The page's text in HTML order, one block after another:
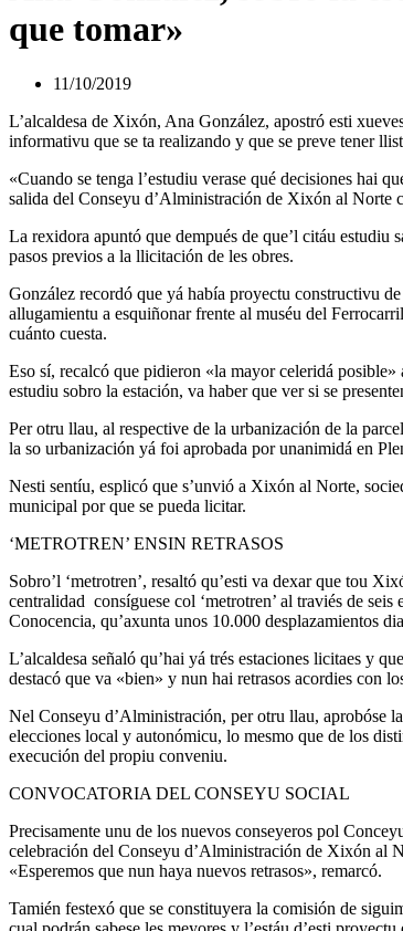
que tomar»
11/10/2019
L’alcaldesa de Xixón, Ana González, apostró esti
informativu que se ta realizando y que se preve tener
«Cuando se tenga l’estudiu verase qué decisiones hai
salida del Conseyu d’Alministración de Xixón al Norte
La rexidora apuntó que dempués de que’l citáu
pasos previos a la llicitación de les obres.
González recordó que yá había proyectu constructivu
allugamientu a esquiñonar frente al muséu del
cuánto cuesta.
Eso sí, recalcó que pidieron «la mayor celeridá
estudiu sobro la estación, va haber que ver si se
Per otru llau, al respective de la urbanización de la
la so urbanización yá foi aprobada por unanimidá en
Nesti sentíu, esplicó que s’unvió a Xixón al Norte,
municipal por que se pueda licitar.
‘METROTREN’ ENSIN RETRASOS
Sobro’l ‘metrotren’, resaltó qu’esti va dexar que tou
centralidad consíguese col ‘metrotren’ al traviés de
Conocencia, qu’axunta unos 10.000 desplazamientos
L’alcaldesa señaló qu’hai yá trés estaciones licitaes y
destacó que va «bien» y nun hai retrasos acordies con
Nel Conseyu d’Alministración, per otru llau, aprobóse
elecciones local y autonómicu, lo mesmo que de los
execución del propiu conveniu.
CONVOCATORIA DEL CONSEYU SOCIAL
Precisamente unu de los nuevos conseyeros pol
celebración del Conseyu d’Alministración de Xixón al
«Esperemos que nun haya nuevos retrasos», remarcó.
Tamién festexó que se constituyera la comisión de